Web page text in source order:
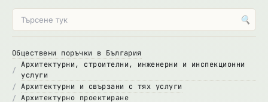
🔍
Обществени поръчки в България
Архитектурни, строителни, инженерни и инспекционни
услуги
Архитектурни и свързани с тях услуги
Архитектурно проектиране